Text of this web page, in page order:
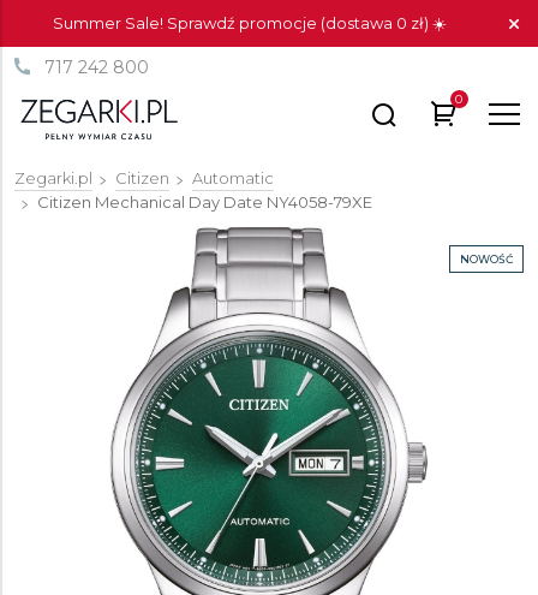
Summer Sale! Sprawdź promocje (dostawa 0 zł) ☀️
717 242 800
0
Zegarki.pl Citizen
Automatic
Citizen Mechanical Day Date NY4058-79XE
NOWOŚĆ